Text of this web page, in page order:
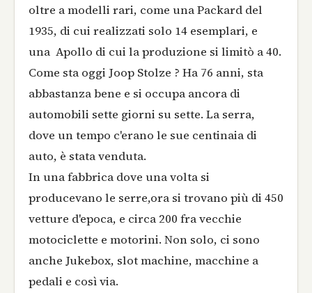
oltre a modelli rari, come una Packard del
1935, di cui realizzati solo 14 esemplari, e
una Apollo di cui la produzione si limitò a 40.
Come sta oggi Joop Stolze ? Ha 76 anni, sta
abbastanza bene e si occupa ancora di
automobili sette giorni su sette. La serra,
dove un tempo c'erano le sue centinaia di
auto, è stata venduta.
In una fabbrica dove una volta si
producevano le serre,ora si trovano più di 450
vetture d'epoca, e circa 200 fra vecchie
motociclette e motorini. Non solo, ci sono
anche Jukebox, slot machine, macchine a
pedali e così via.